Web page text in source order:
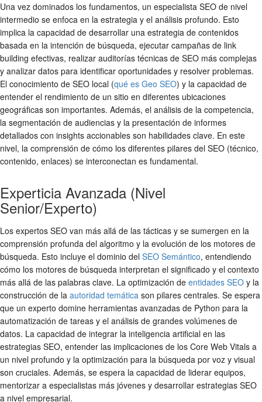
Una vez dominados los fundamentos, un especialista SEO de nivel
intermedio se enfoca en la estrategia y el análisis profundo. Esto
implica la capacidad de desarrollar una estrategia de contenidos
basada en la intención de búsqueda, ejecutar campañas de link
building efectivas, realizar auditorías técnicas de SEO más complejas
y analizar datos para identificar oportunidades y resolver problemas.
El conocimiento de SEO local (qué es Geo SEO) y la capacidad de
entender el rendimiento de un sitio en diferentes ubicaciones
geográficas son importantes. Además, el análisis de la competencia,
la segmentación de audiencias y la presentación de informes
detallados con insights accionables son habilidades clave. En este
nivel, la comprensión de cómo los diferentes pilares del SEO (técnico,
contenido, enlaces) se interconectan es fundamental.
Experticia Avanzada (Nivel
Senior/Experto)
Los expertos SEO van más allá de las tácticas y se sumergen en la
comprensión profunda del algoritmo y la evolución de los motores de
búsqueda. Esto incluye el dominio del SEO Semántico, entendiendo
cómo los motores de búsqueda interpretan el significado y el contexto
más allá de las palabras clave. La optimización de entidades SEO y la
construcción de la autoridad temática son pilares centrales. Se espera
que un experto domine herramientas avanzadas de Python para la
automatización de tareas y el análisis de grandes volúmenes de
datos. La capacidad de integrar la inteligencia artificial en las
estrategias SEO, entender las implicaciones de los Core Web Vitals a
un nivel profundo y la optimización para la búsqueda por voz y visual
son cruciales. Además, se espera la capacidad de liderar equipos,
mentorizar a especialistas más jóvenes y desarrollar estrategias SEO
a nivel empresarial.